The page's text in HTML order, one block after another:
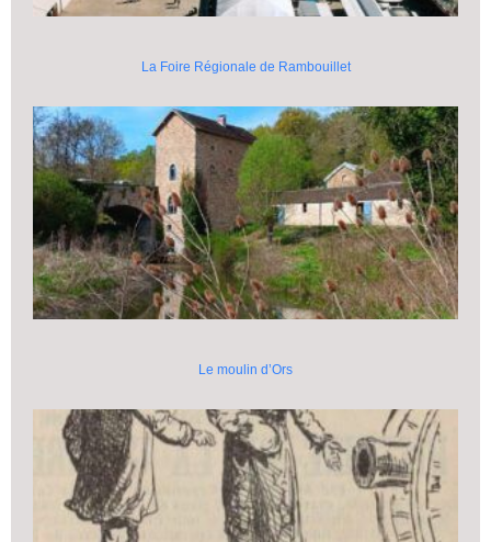
La Foire Régionale de Rambouillet
Le moulin d’Ors